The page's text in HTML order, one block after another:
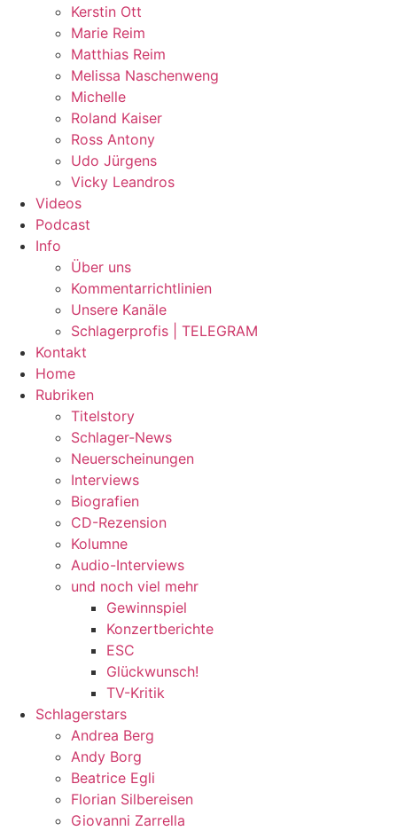
Kerstin Ott
Marie Reim
Matthias Reim
Melissa Naschenweng
Michelle
Roland Kaiser
Ross Antony
Udo Jürgens
Vicky Leandros
Videos
Podcast
Info
Über uns
Kommentarrichtlinien
Unsere Kanäle
Schlagerprofis | TELEGRAM
Kontakt
Home
Rubriken
Titelstory
Schlager-News
Neuerscheinungen
Interviews
Biografien
CD-Rezension
Kolumne
Audio-Interviews
und noch viel mehr
Gewinnspiel
Konzertberichte
ESC
Glückwunsch!
TV-Kritik
Schlagerstars
Andrea Berg
Andy Borg
Beatrice Egli
Florian Silbereisen
Giovanni Zarrella